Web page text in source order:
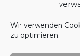
Wir verwenden
zu optimieren.